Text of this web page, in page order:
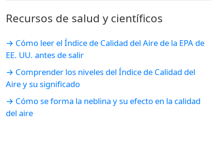
Recursos de salud y científicos
→ Cómo leer el Índice de Calidad del Aire de la EPA de
EE. UU. antes de salir
→ Comprender los niveles del Índice de Calidad del
Aire y su significado
→ Cómo se forma la neblina y su efecto en la calidad
del aire